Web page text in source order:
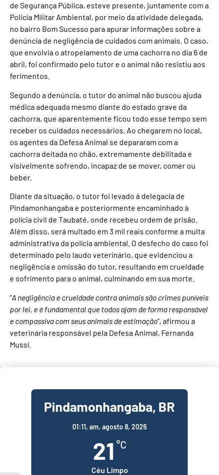
de Segurança Pública, esteve presente, juntamente com a
Policia Militar Ambiental, por meio da atividade delegada,
no bairro Bom Sucesso para apurar informações sobre a
denúncia de negligência de cuidados com animais. O caso,
que envolvia o atropelamento de uma cachorra no dia 6 de
abril, foi confirmado pelo tutor e o animal não resistiu aos
ferimentos.
Segundo a denúncia, o tutor do animal não buscou ajuda
médica adequada mesmo diante do estado grave da
cachorra, que aparentemente ficou todo esse tempo sem
receber os cuidados necessários. Ao chegarem no local,
os agentes da Defesa Animal se depararam com a
cachorra deitada no chão, extremamente debilitada e
visivelmente sofrendo, incapaz de se mover, comer ou
beber.
Diante da situação, o tutor foi levado à delegacia de
Pindamonhangaba e posteriormente encaminhado à
polícia civil de Taubaté, onde recebeu ordem de prisão.
Além disso, será multado em 3 mil reais conforme a multa
administrativa da polícia ambiental. O desfecho do caso foi
determinado pelo laudo veterinário, que evidenciou a
negligência e omissão do tutor, resultando em crueldade
e sofrimento para o animal, culminando em sua morte.
“A negligência e crueldade contra animais são crimes puníveis
por lei, e é fundamental que todos ajam de forma responsável
e compassiva com seus animais de estimação”, afirmou a
veterinária responsável pela Defesa Animal, Fernanda
Mussi.
Pindamonhangaba, BR
01:11, am, agosto 8, 2026
21 °C
Céu Limpo